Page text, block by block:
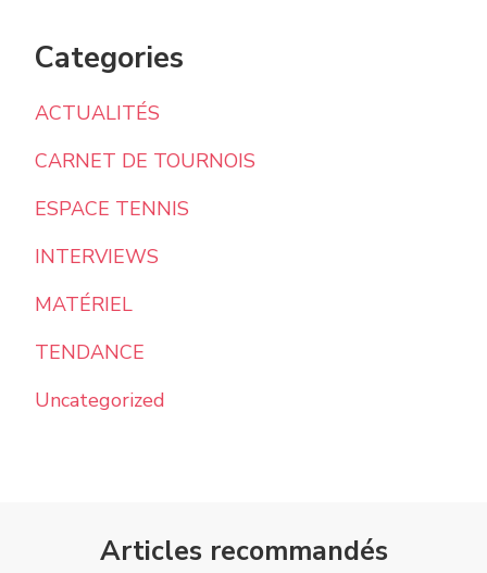
Categories
ACTUALITÉS
CARNET DE TOURNOIS
ESPACE TENNIS
INTERVIEWS
MATÉRIEL
TENDANCE
Uncategorized
Articles recommandés